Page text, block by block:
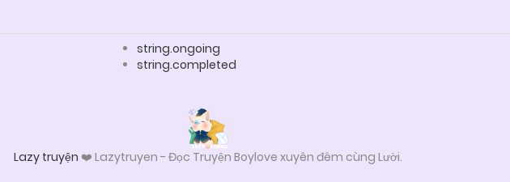
string.ongoing
string.completed
Lazy truyện ❤️ Lazytruyen - Đọc Truyện Boylove xuyên đêm cùng Lười.